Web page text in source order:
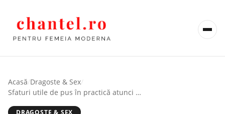
Acasă/Dragoste & Sex/
Sfaturi utile de pus în practică atunci când vrei să îl seduci
DRAGOSTE & SEX